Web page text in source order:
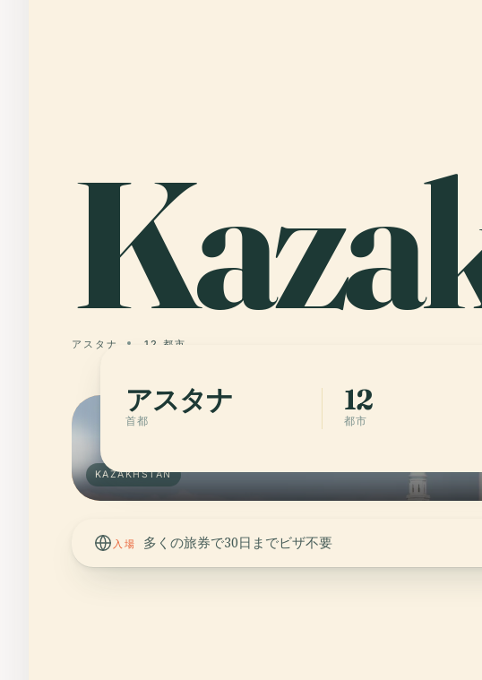
アスタナ 12 都市
KAZAKHSTAN
アスタナ
首都
12
都市
入場 多くの旅券で30日までビザ不要